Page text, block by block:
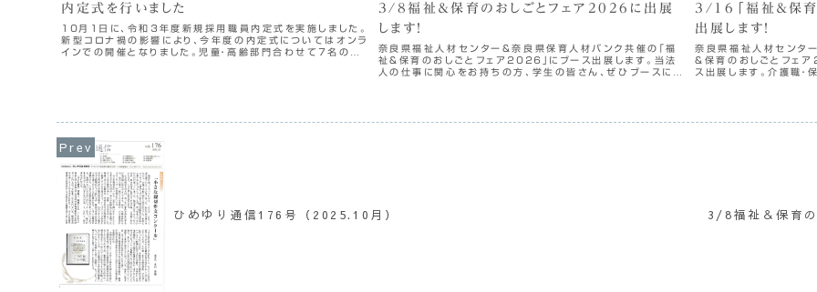
内定式を行いました
１０月１日に、令和３年度新規採用職員内定式を実施しました。
新型コロナ禍の影響により、今年度の内定式についてはオンラ
インでの開催となりました。児童・高齢部門合わせて７名の内
3/8福祉＆保育のおしごとフェア2026に出展
します！
奈良県福祉人材センター＆奈良県保育人材バンク共催の「福
祉＆保育のおしごとフェア２０２６」にブース出展します。当法
人の仕事に関心をお持ちの方、学生の皆さん、ぜひブースにお
3/16「福祉＆保育
出展します！
奈良県福祉人材センタ
＆保育のおしごとフェア
ス出展します。介護職・
ひめゆり通信176号（2025.10月） 3/8福祉＆保育